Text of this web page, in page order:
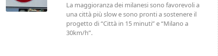
La maggioranza dei milanesi sono favorevoli a
una città più slow e sono pronti a sostenere il
progetto di “Città in 15 minuti” e “Milano a
30km/h”.